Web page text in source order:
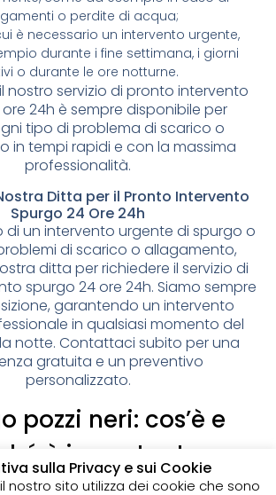
o perdite di acqua;
è necessario un intervento urgente,
durante i fine settimana, i giorni
o durante le ore notturne.
nostro servizio di pronto intervento
24h è sempre disponibile per
tipo di problema di scarico o
in tempi rapidi e con la massima
professionalità.
Ditta per il Pronto Intervento
Spurgo 24 Ore 24h
di un intervento urgente di spurgo o
di scarico o allagamento,
ditta per richiedere il servizio di
spurgo 24 ore 24h. Siamo sempre
garantendo un intervento
in qualsiasi momento del
notte. Contattaci subito per una
gratuita e un preventivo
personalizzato.
pozzi neri: cos’è e
è importante
delle strutture sotterranee utilizzate
sulla Privacy e sui Cookie
nostro sito utilizza dei cookie che sono